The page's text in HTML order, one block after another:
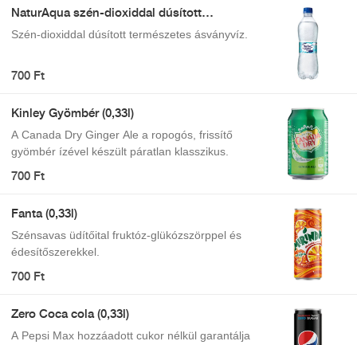
NaturAqua szén-dioxiddal dúsított
Szén-dioxiddal dúsított természetes ásványvíz.
700 Ft
Kinley Gyömbér (0,33l)
A Canada Dry Ginger Ale a ropogós, frissítő
gyömbér ízével készült páratlan klasszikus.
700 Ft
Fanta (0,33l)
Szénsavas üdítőital fruktóz-glükózszörppel és
édesítőszerekkel.
700 Ft
Zero Coca cola (0,33l)
A Pepsi Max hozzáadott cukor nélkül garantálja